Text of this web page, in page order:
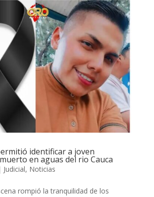
identificar a joven
en aguas del rio Cauca
Judicial, Noticias
rompió la tranquilidad de los